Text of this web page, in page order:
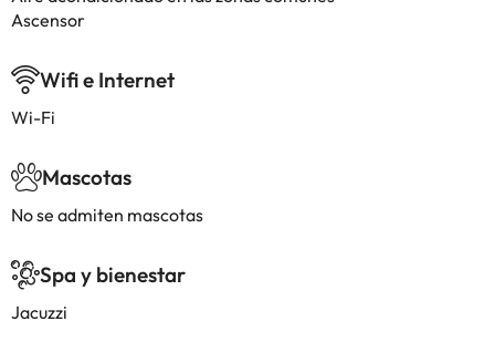
Ascensor
Wifi e Internet
Wi-Fi
Mascotas
No se admiten mascotas
Spa y bienestar
Jacuzzi